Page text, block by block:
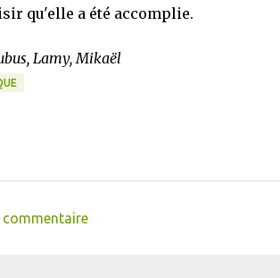
qu'elle a été accomplie.
Lamy, Mikaël
commentaire